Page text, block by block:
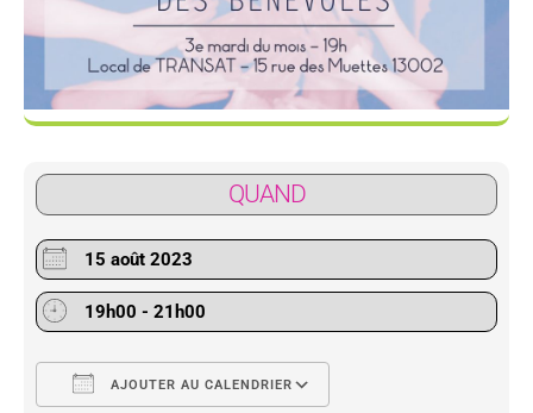
QUAND
15 août 2023
19h00 - 21h00
AJOUTER AU CALENDRIER